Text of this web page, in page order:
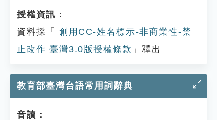
授權資訊：
資料採「
創用CC-姓名標示-非商業性-禁
止改作 臺灣3.0版授權條款 」釋出
教育部臺灣台語常用詞辭典
音讀：